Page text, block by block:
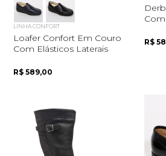
LINHA CONFORT
Loafer Confort Em Couro
Com Elásticos Laterais
R$ 589,00
R$